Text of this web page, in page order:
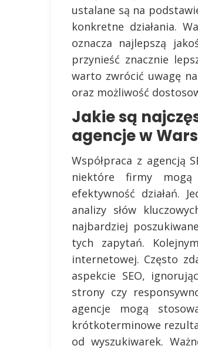
ustalane są na
konkretne działania.
oznacza najlepszą
przynieść znacznie
warto zwrócić uwagę
oraz możliwość
Jakie są
agencje w
Współpraca z agencją
niektóre firmy mogą
efektywność działań.
analizy słów
najbardziej
tych zapytań.
internetowej. Często
aspekcie SEO,
strony czy
agencje mogą
krótkoterminowe
od wyszukiwarek.